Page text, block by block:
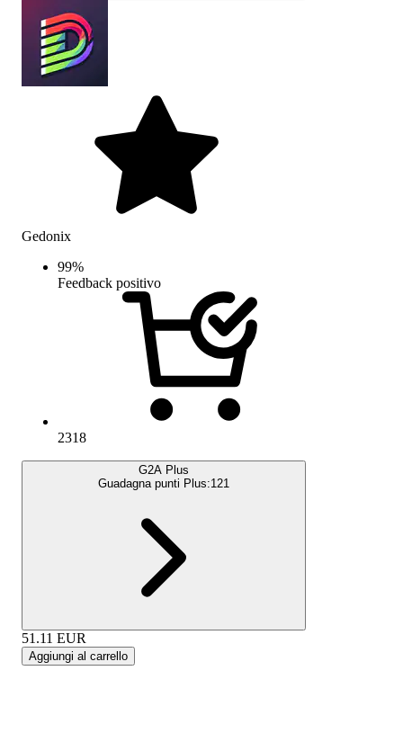
Gedonix
99%
Feedback positivo
2318
G2A Plus
Guadagna punti Plus:121
51.11 EUR
Aggiungi al carrello